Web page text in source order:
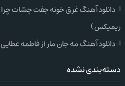
دانلود آهنگ غرق خونه جفت چشات
ریمیکس )
دانلود آهنگ مه جان مار از فاطمه
دسته‌بندی نشده